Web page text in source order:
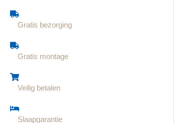
Gratis bezorging
Gratis montage
Veilig betalen
Slaapgarantie